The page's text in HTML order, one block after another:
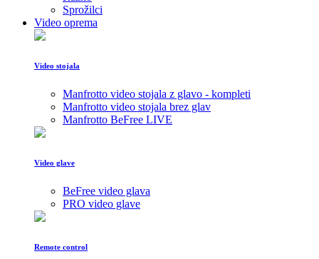
Sprožilci
Video oprema
Video stojala
Manfrotto video stojala z glavo - kompleti
Manfrotto video stojala brez glav
Manfrotto BeFree LIVE
Video glave
BeFree video glava
PRO video glave
Remote control